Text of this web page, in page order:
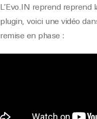
L’Evo.IN reprend reprend
plugin, voici une vidéo
remise en phase :